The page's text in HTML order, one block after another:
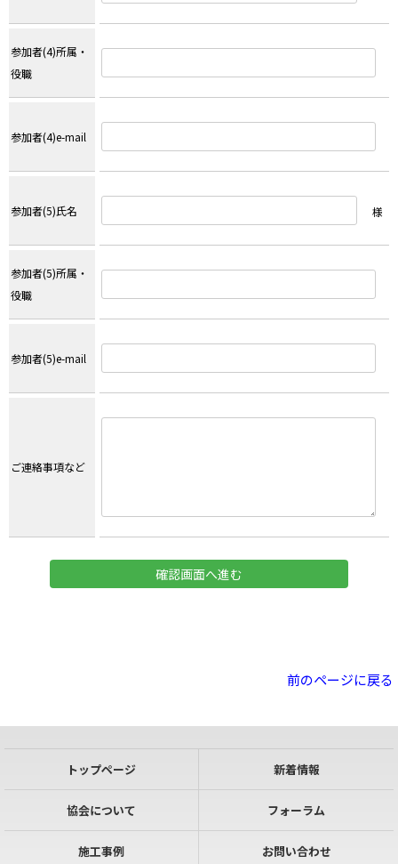
参加者(4)所属・
役職
参加者(4)e-mail
参加者(5)氏名 様
参加者(5)所属・
役職
参加者(5)e-mail
ご連絡事項など
前のページに戻る
トップページ 新着情報
協会について フォーラム
施工事例 お問い合わせ